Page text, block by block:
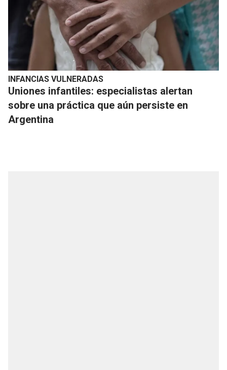
INFANCIAS VULNERADAS
Uniones infantiles: especialistas alertan
sobre una práctica que aún persiste en
Argentina